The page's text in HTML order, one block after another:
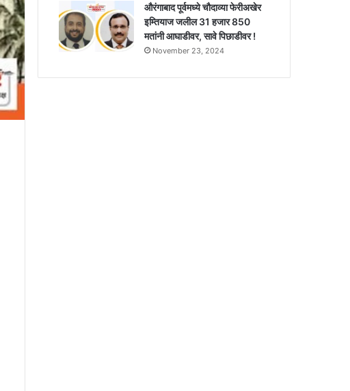
औरंगाबाद पूर्वमध्ये चौदाव्या फेरीअखेर
इम्तियाज जलील 31 हजार 850
मतांनी आघाडीवर, सावे पिछाडीवर !
November 23, 2024